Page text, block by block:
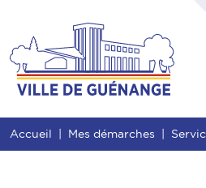
Entête de page
Accueil Mes démarches